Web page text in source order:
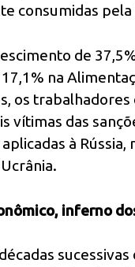
consumidas
de
na
os trabalhadores
vítimas das
à Rússia,
inferno